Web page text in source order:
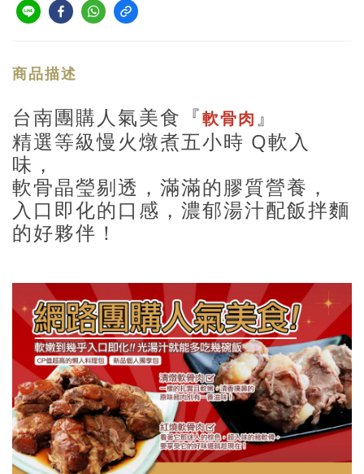
商品描述
台南團購人氣美食『軟骨肉』
精選等級慢火燉煮五小時 Q軟入
味，
軟骨晶瑩剔透，滿滿的膠質營養，
入口即化的口感，濃郁湯汁配飯拌麵
的好夥伴！